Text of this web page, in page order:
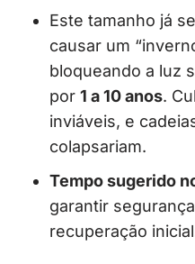
Este tamanho já
causar um
bloqueando a luz
por 1 a 10 anos.
inviáveis, e
colapsariam.
Tempo sugerido
garantir
recuperação